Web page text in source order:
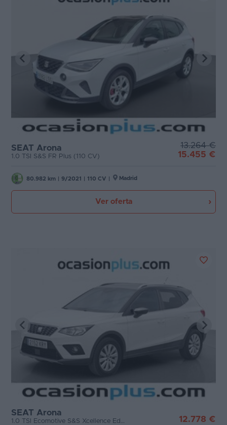
SEAT Arona
1.0 TSI S&S FR Plus (110 CV)
13.264 €
15.455 €
80.982 km 9/2021 110 CV Madrid
Ver oferta
SEAT Arona
1.0 TSI Ecomotive S&S Xcellence Edition DSG (115 CV) 12.778 €